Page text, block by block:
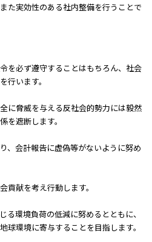
た実効性のある社内整備を行うことで
を必ず遵守することはもちろん、社会
行います。
に脅威を与える反社会的勢力には毅然
を遮断します。
、会計報告に虚偽等がないように努め
貢献を考え行動します。
る環境負荷の低減に努めるとともに、
球環境に寄与することを目指します。